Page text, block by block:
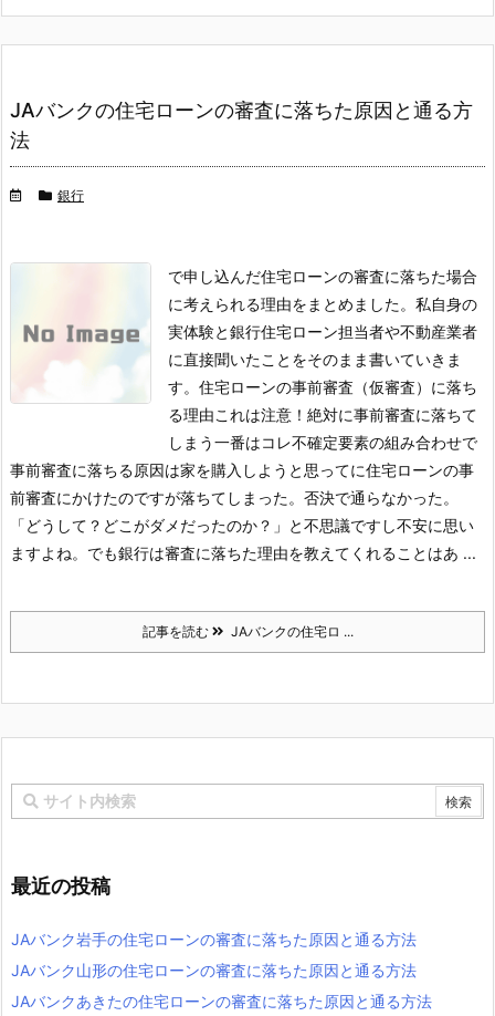
JAバンクの住宅ローンの審査に落ちた原因と通る方
法
銀行
で申し込んだ住宅ローンの審査に落ちた場合
に考えられる理由をまとめました。 私自身の
実体験と銀行住宅ローン担当者や不動産業者
に直接聞いたことをそのまま書いていきま
す。 住宅ローンの事前審査（仮審査）に落ち
る理由これは注意！絶対に事前審査に落ちて
しまう一番はコレ不確定要素の組み合わせで
事前審査に落ちる原因は家を購入しようと思ってに住宅ローンの事
前審査にかけたのですが落ちてしまった。否決で通らなかった。
「どうして？どこがダメだったのか？」と不思議ですし不安に思い
ますよね。 でも銀行は審査に落ちた理由を教えてくれることはあ ...
記事を読む JAバンクの住宅ロ ...
最近の投稿
JAバンク岩手の住宅ローンの審査に落ちた原因と通る方法
JAバンク山形の住宅ローンの審査に落ちた原因と通る方法
JAバンクあきたの住宅ローンの審査に落ちた原因と通る方法